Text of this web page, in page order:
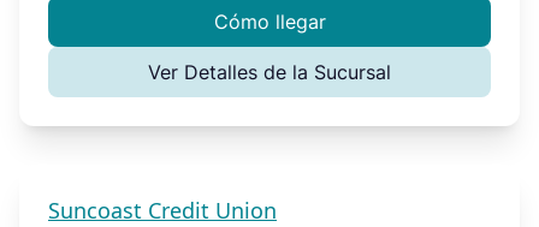
Cómo llegar
Ver Detalles de la Sucursal
Suncoast Credit Union